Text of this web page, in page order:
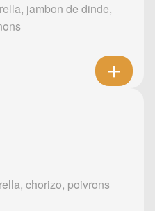
jambon de dinde,
chorizo, poivrons